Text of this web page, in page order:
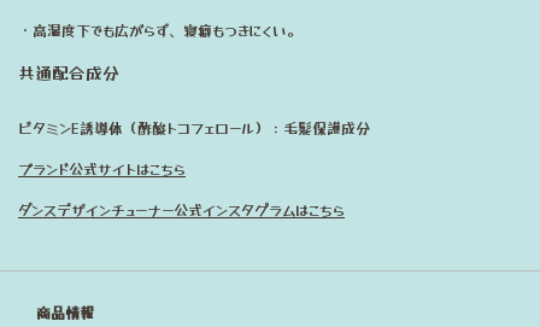
・高湿度下でも広がらず、寝癖もつきにくい。
共通配合成分
ビタミンE誘導体（酢酸トコフェロール）：毛髪保護成分
ブランド公式サイトはこちら
ダンスデザインチューナー公式インスタグラムはこちら
商品情報